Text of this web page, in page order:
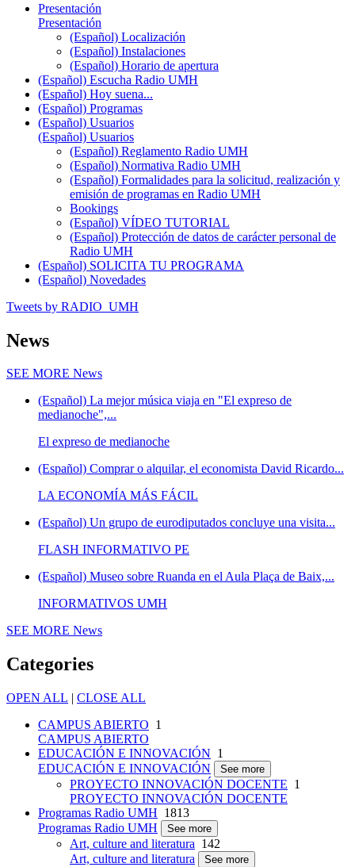
Presentación
Presentación
(Español) Localización
(Español) Instalaciones
(Español) Horario de apertura
(Español) Escucha Radio UMH
(Español) Hoy suena...
(Español) Programas
(Español) Usuarios
(Español) Usuarios
(Español) Reglamento Radio UMH
(Español) Normativa Radio UMH
(Español) Formalidades para la solicitud, realización y
emisión de programas en Radio UMH
Bookings
(Español) VÍDEO TUTORIAL
(Español) Protección de datos de carácter personal de
Radio UMH
(Español) SOLICITA TU PROGRAMA
(Español) Novedades
Tweets by RADIO_UMH
News
SEE MORE News
(Español) La mejor música viaja en "El expreso de
medianoche",...
El expreso de medianoche
(Español) Comprar o alquilar, el economista David Ricardo...
LA ECONOMÍA MÁS FÁCIL
(Español) Un grupo de eurodiputados concluye una visita...
FLASH INFORMATIVO PE
(Español) Museo sobre Ruanda en el Aula Plaça de Baix,...
INFORMATIVOS UMH
SEE MORE News
Categories
OPEN ALL | CLOSE ALL
CAMPUS ABIERTO 1
CAMPUS ABIERTO
EDUCACIÓN E INNOVACIÓN 1
EDUCACIÓN E INNOVACIÓN
See more
PROYECTO INNOVACIÓN DOCENTE 1
PROYECTO INNOVACIÓN DOCENTE
Programas Radio UMH 1813
Programas Radio UMH
See more
Art, culture and literatura 142
Art, culture and literatura
See more